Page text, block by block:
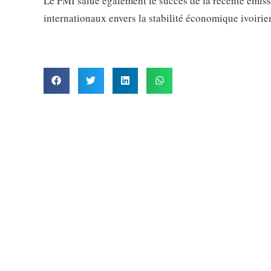
internationaux envers la stabilité économique